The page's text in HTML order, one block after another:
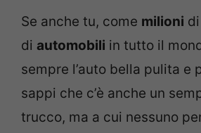
Se anche tu, come milioni
di automobili in tutto il
sempre l’auto bella pulita e
sappi che c’è anche un
trucco, ma a cui nessuno